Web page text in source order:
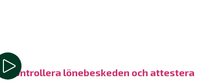
Kontrollera lönebeskeden och attestera